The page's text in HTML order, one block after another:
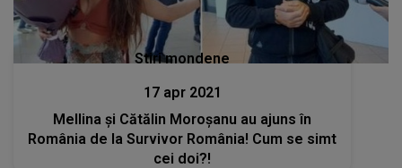
Stiri mondene
17 apr 2021
Mellina și Cătălin Moroșanu au ajuns în
România de la Survivor România! Cum se simt
cei doi?!